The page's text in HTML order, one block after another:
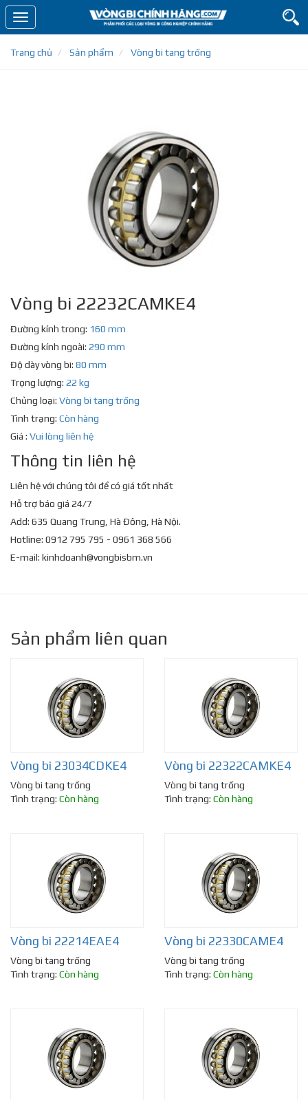
Toggle
navigation
Trang chủ
Sản phẩm Vòng bi tang trống
Vòng bi 22232CAMKE4
Đường kính trong: 160 mm
Đường kính ngoài: 290 mm
Độ dày vòng bi: 80 mm
Trọng lượng: 22 kg
Chủng loại: Vòng bi tang trống
Tình trạng: Còn hàng
Giá : Vui lòng liên hệ
Thông tin liên hệ
Liên hệ với chúng tôi để có giá tốt nhất
Hỗ trợ báo giá 24/7
Add: 635 Quang Trung, Hà Đông, Hà Nội.
Hotline: 0912 795 795 - 0961 368 566
E-mail: kinhdoanh@vongbisbm.vn
Sản phẩm liên quan
Vòng bi 23034CDKE4
Vòng bi tang trống
Tình trạng: Còn hàng
Vòng bi 22322CAMKE4
Vòng bi tang trống
Tình trạng: Còn hàng
Vòng bi 22214EAE4
Vòng bi tang trống
Tình trạng: Còn hàng
Vòng bi 22330CAME4
Vòng bi tang trống
Tình trạng: Còn hàng